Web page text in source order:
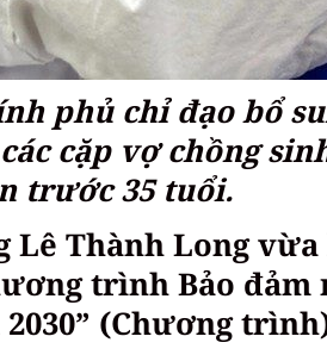
phủ chỉ đạo bổ
cặp vợ chồng
trước 35 tuổi.
Lê Thành Long
trình Bảo
(Chương